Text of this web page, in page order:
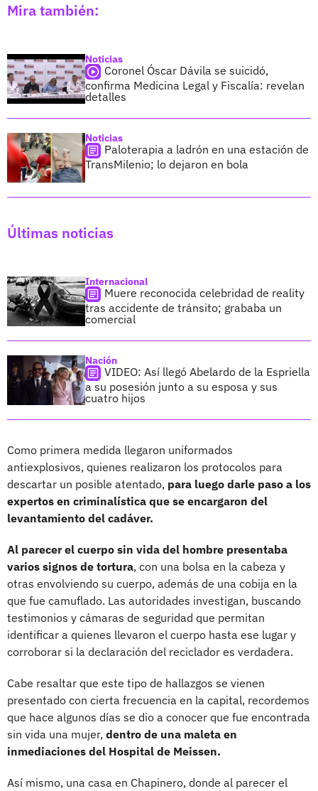
Mira también:
Noticias
Coronel Óscar Dávila se suicidó,
confirma Medicina Legal y Fiscalía: revelan
detalles
Noticias
Paloterapia a ladrón en una estación de
TransMilenio; lo dejaron en bola
Últimas noticias
Internacional
Muere reconocida celebridad de reality
tras accidente de tránsito; grababa un
comercial
Nación
VIDEO: Así llegó Abelardo de la Espriella
a su posesión junto a su esposa y sus
cuatro hijos
Como primera medida llegaron uniformados
antiexplosivos, quienes realizaron los protocolos para
descartar un posible atentado, para luego darle paso a los
expertos en criminalística que se encargaron del
levantamiento del cadáver.
Al parecer el cuerpo sin vida del hombre presentaba
varios signos de tortura, con una bolsa en la cabeza y
otras envolviendo su cuerpo, además de una cobija en la
que fue camuflado. Las autoridades investigan, buscando
testimonios y cámaras de seguridad que permitan
identificar a quienes llevaron el cuerpo hasta ese lugar y
corroborar si la declaración del reciclador es verdadera.
Cabe resaltar que este tipo de hallazgos se vienen
presentado con cierta frecuencia en la capital, recordemos
que hace algunos días se dio a conocer que fue encontrada
sin vida una mujer, dentro de una maleta en
inmediaciones del Hospital de Meissen.
Así mismo, una casa en Chapinero, donde al parecer el